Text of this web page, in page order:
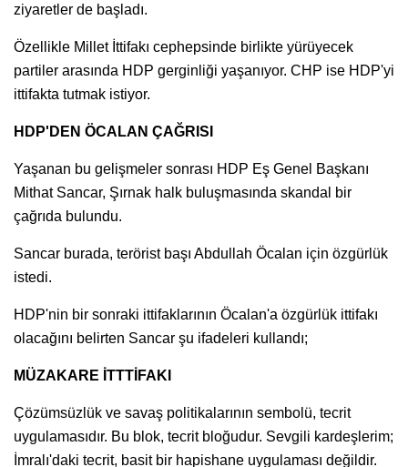
ziyaretler de başladı.
Özellikle Millet İttifakı cephepsinde birlikte yürüyecek
partiler arasında HDP gerginliği yaşanıyor. CHP ise HDP'yi
ittifakta tutmak istiyor.
HDP'DEN ÖCALAN ÇAĞRISI
Yaşanan bu gelişmeler sonrası HDP Eş Genel Başkanı
Mithat Sancar, Şırnak halk buluşmasında skandal bir
çağrıda bulundu.
Sancar burada, terörist başı Abdullah Öcalan için özgürlük
istedi.
HDP'nin bir sonraki ittifaklarının Öcalan'a özgürlük ittifakı
olacağını belirten Sancar şu ifadeleri kullandı;
MÜZAKARE İTTTİFAKI
Çözümsüzlük ve savaş politikalarının sembolü, tecrit
uygulamasıdır. Bu blok, tecrit bloğudur. Sevgili kardeşlerim;
İmralı'daki tecrit, basit bir hapishane uygulaması değildir.